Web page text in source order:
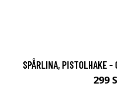
SPÅRLINA, PISTOLHAKE -
299